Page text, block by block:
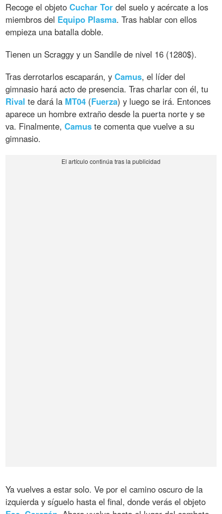
Recoge el objetoCuchar Tor del suelo y acércate a los
miembros del Equipo Plasma. Tras hablar con ellos
empieza una batalla doble.
Tienen un Scraggy y un Sandile de nivel 16 (1280$).
Tras derrotarlos escaparán, yCamus, el líder del
gimnasio hará acto de presencia. Tras charlar con él, tu
Rival te dará la MT04 (Fuerza) y luego se irá. Entonces
aparece un hombre extraño desde la puerta norte y se
va. Finalmente,Camus te comenta que vuelve a su
gimnasio.
Ya vuelves a estar solo. Ve por el camino oscuro de la
izquierda y síguelo hasta el final, donde verás el objeto